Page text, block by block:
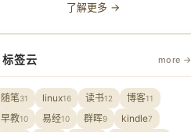
了解更多 →
标签云 more →
随笔31 linux16 读书12 博客11
早教10 易经10 群晖9 kindle7